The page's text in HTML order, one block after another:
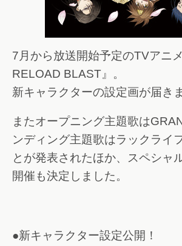
7月から放送開始予定のTVアニ
RELOAD BLAST』。
新キャラクターの設定画が届き
またオープニング主題歌は
ンディング主題歌はラックライ
とが発表されたほか、スペシャ
開催も決定しました。
●新キャラクター設定公開！